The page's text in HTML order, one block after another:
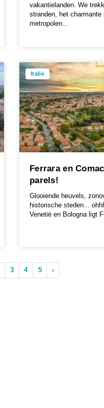
vakantielanden. We
stranden, het charmante
metropolen...
Italië
Ferrara en
parels!
Glooiende heuvels,
historische steden...
Venetië en Bologna ligt
3 4 5 ›